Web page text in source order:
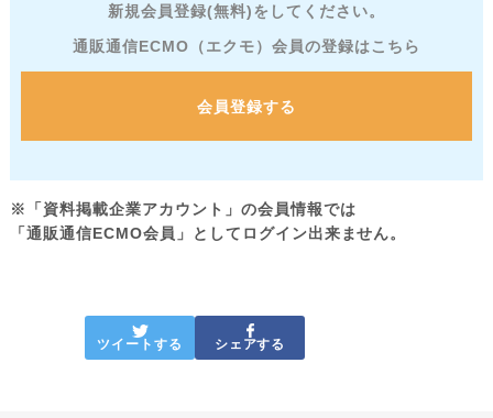
新規会員登録(無料)をしてください。
通販通信ECMO（エクモ）会員の登録はこちら
会員登録する
※「資料掲載企業アカウント」の会員情報では
「通販通信ECMO会員」としてログイン出来ません。
ツイートする シェアする